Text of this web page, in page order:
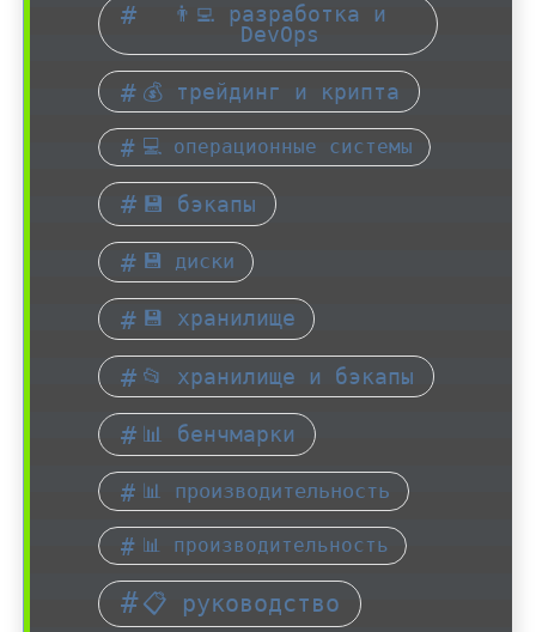
👨‍💻 разработка и
DevOps
💰 трейдинг и крипта
💻 операционные системы
💾 бэкапы
💾 диски
💾 хранилище
📂 хранилище и бэкапы
📊 бенчмарки
📊 производительность
📊 производительность
📋 руководство